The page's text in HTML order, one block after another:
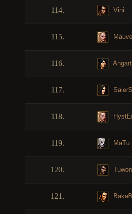
114. Vini
115.
116.
117. SalerS
118.
119. MaTu
120. Tuwon
121.